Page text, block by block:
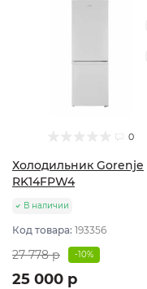
0
Холодильник Gorenje
RK14FPW4
В наличии
Код товара: 193356
27 778 р -10%
25 000 р